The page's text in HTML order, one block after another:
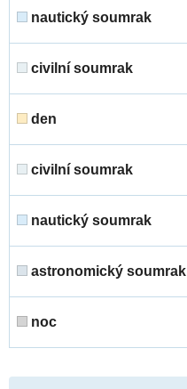
nautický soumrak
civilní soumrak
den
civilní soumrak
nautický soumrak
astronomický soumrak
noc